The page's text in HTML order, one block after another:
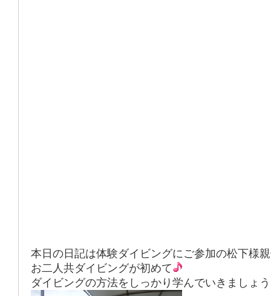
本日の日記は体験ダイビングにご参加の松下様
お二人共ダイビングが初めて
ダイビングの方法をしっかり学んでいきましょ